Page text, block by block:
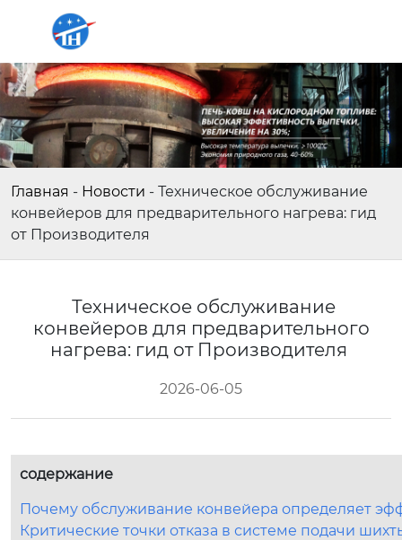
Главная - Новости - Техническое обслуживание
конвейеров для предварительного нагрева: гид
от Производителя
Техническое обслуживание
конвейеров для предварительного
нагрева: гид от Производителя
2026-06-05
содержание
Почему обслуживание конвейера определяет
Критические точки отказа в системе подачи